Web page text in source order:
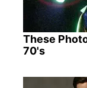
These
70's